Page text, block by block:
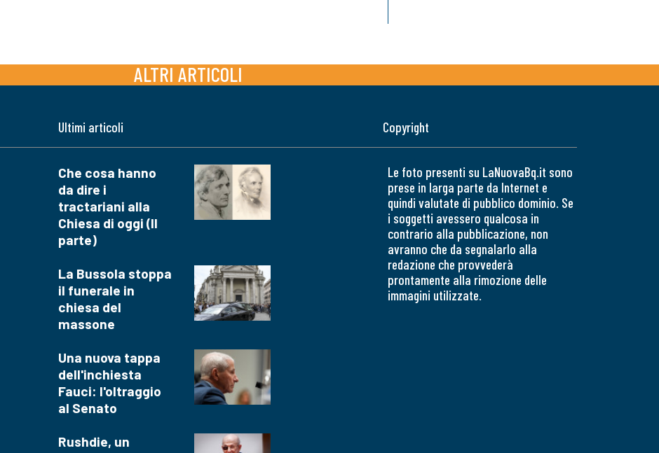
ALTRI ARTICOLI
Ultimi articoli
Che cosa hanno
da dire i
tractariani alla
Chiesa di oggi (II
parte)
La Bussola stoppa
il funerale in
chiesa del
massone
Una nuova tappa
dell'inchiesta
Fauci: l'oltraggio
al Senato
Rushdie, un
Copyright
Le foto presenti su LaNuovaBq.it sono
prese in larga parte da Internet e
quindi valutate di pubblico dominio. Se
i soggetti avessero qualcosa in
contrario alla pubblicazione, non
avranno che da segnalarlo alla
redazione che provvederà
prontamente alla rimozione delle
immagini utilizzate.